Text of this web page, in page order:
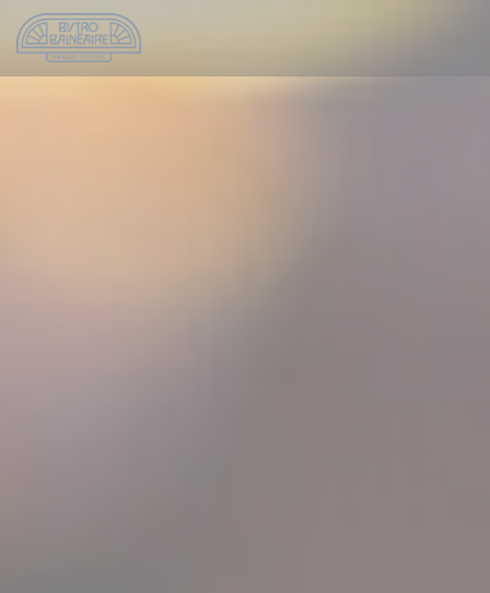
Personalizzazione delle tue scelte sui cookie